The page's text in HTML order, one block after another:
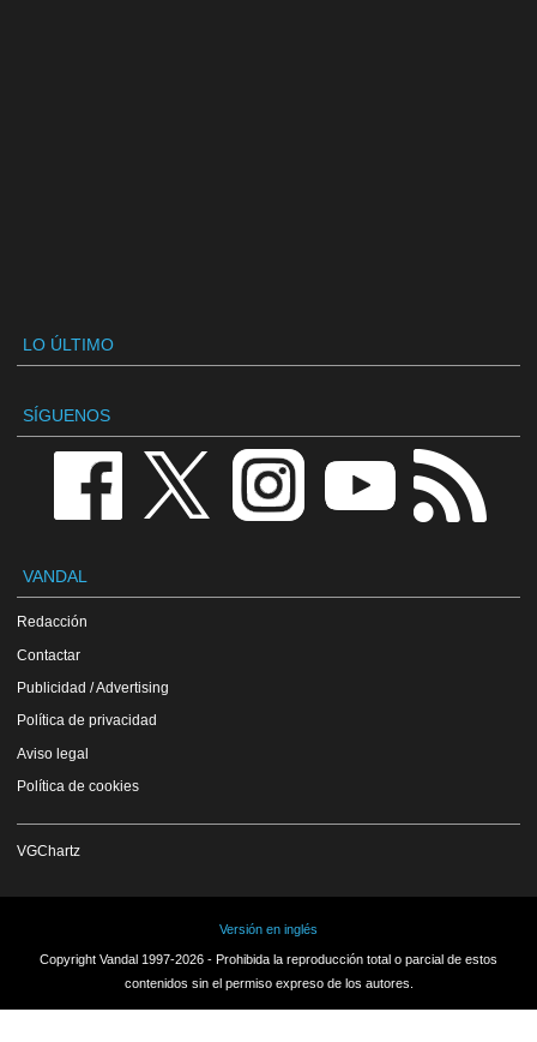
LO ÚLTIMO
SÍGUENOS
VANDAL
Redacción
Contactar
Publicidad / Advertising
Política de privacidad
Aviso legal
Política de cookies
VGChartz
Versión en inglés
Copyright Vandal 1997-2026 - Prohibida la reproducción total o parcial de estos
contenidos sin el permiso expreso de los autores.